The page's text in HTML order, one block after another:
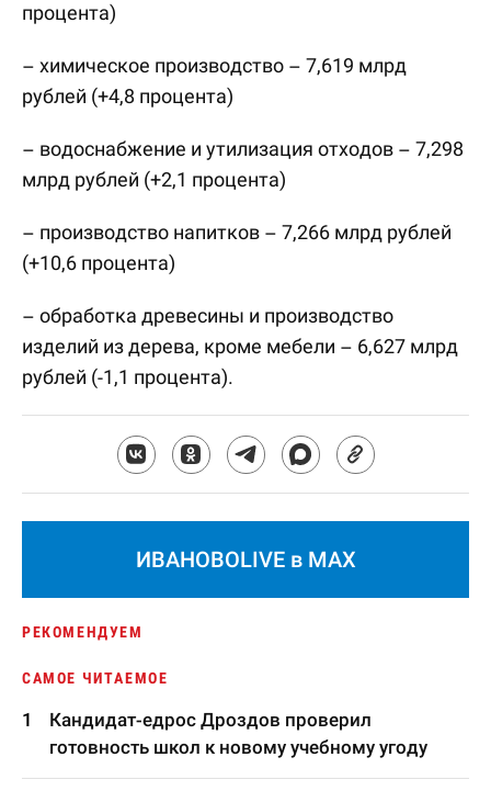
процента)
– химическое производство – 7,619 млрд
рублей (+4,8 процента)
– водоснабжение и утилизация отходов – 7,298
млрд рублей (+2,1 процента)
– производство напитков – 7,266 млрд рублей
(+10,6 процента)
– обработка древесины и производство
изделий из дерева, кроме мебели – 6,627 млрд
рублей (-1,1 процента).
ИВАНОВОLIVE в MAX
РЕКОМЕНДУЕМ
САМОЕ ЧИТАЕМОЕ
Кандидат-едрос Дроздов проверил
готовность школ к новому учебному угоду